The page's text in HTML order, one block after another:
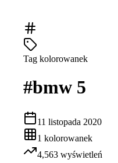
Tag kolorowanek
#bmw 5
11 listopada 2020
1 kolorowanek
4,563 wyświetleń